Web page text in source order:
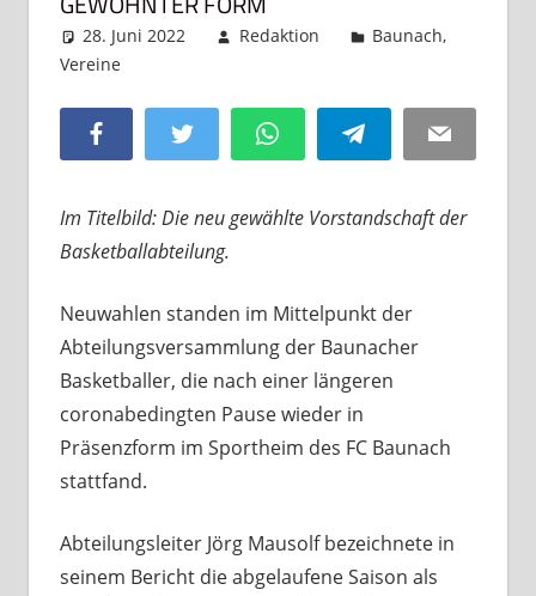
28. Juni 2022 Redaktion Baunach,
Vereine
Facebook Twitter WhatsAppTelegram Email
Im Titelbild: Die neu gewählte Vorstandschaft der
Basketballabteilung.
Neuwahlen standen im Mittelpunkt der
Abteilungsversammlung der Baunacher
Basketballer, die nach einer längeren
coronabedingten Pause wieder in
Präsenzform im Sportheim des FC Baunach
stattfand.
Abteilungsleiter Jörg Mausolf bezeichnete in
seinem Bericht die abgelaufene Saison als